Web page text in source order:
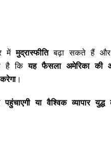
मेंमुद्रास्फीतिबढ़ा सकते हैं और
है कियह फैसला अमेरिका की
।
या वैश्विक व्यापार